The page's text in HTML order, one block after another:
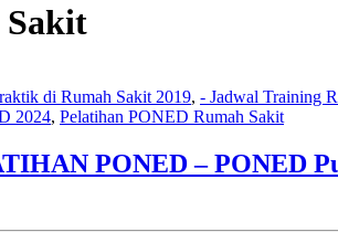
Sakit
di Rumah Sakit 2019, - Jadwal Training
2024, Pelatihan PONED Rumah Sakit
PONED – PONED